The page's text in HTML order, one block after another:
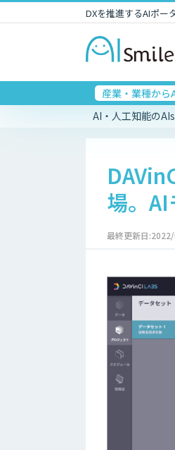
DXを推進するAIポー
産業・業種から
AI・人工知能の
場。
最終更新日